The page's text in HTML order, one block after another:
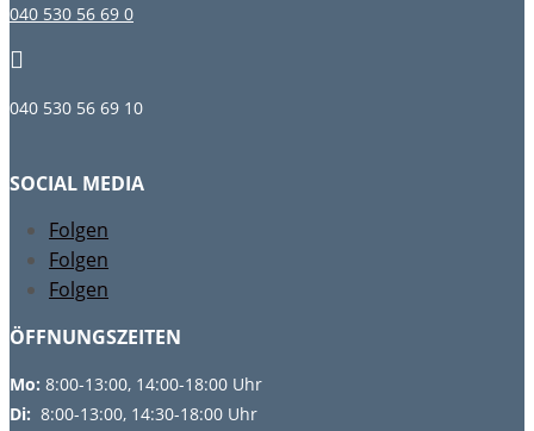
040 530 56 69 0

040 530 56 69 10
SOCIAL MEDIA
Folgen
Folgen
Folgen
ÖFFNUNGSZEITEN
Mo: 8:00-13:00, 14:00-18:00 Uhr
Di: 8:00-13:00, 14:30-18:00 Uhr